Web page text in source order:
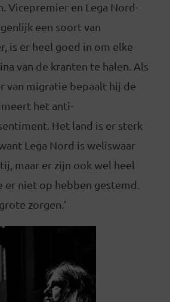
Vicepremier en Lega Nord-
een soort van
is er heel goed in om elke
van de kranten te halen. Als
van migratie bepaalt hij de
het anti-
Het land is er sterk
Lega Nord is weliswaar
maar er zijn ook wel heel
er niet op hebben gestemd.
zorgen.’